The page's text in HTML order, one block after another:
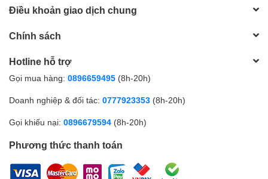
Điều khoản giao dịch chung
Chính sách
Hotline hỗ trợ
Gọi mua hàng: 0896659495 (8h-20h)
Doanh nghiệp & đối tác: 0777923353 (8h-20h)
Gọi khiếu nại: 0896679594 (8h-20h)
Phương thức thanh toán